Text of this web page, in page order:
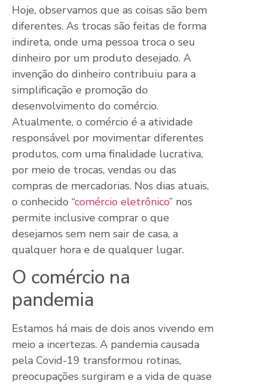
Hoje, observamos que as coisas são bem
diferentes. As trocas são feitas de forma
indireta, onde uma pessoa troca o seu
dinheiro por um produto desejado. A
invenção do dinheiro contribuiu para a
simplificação e promoção do
desenvolvimento do comércio.
Atualmente, o comércio é a atividade
responsável por movimentar diferentes
produtos, com uma finalidade lucrativa,
por meio de trocas, vendas ou das
compras de mercadorias. Nos dias atuais,
o conhecido “comércio eletrônico” nos
permite inclusive comprar o que
desejamos sem nem sair de casa, a
qualquer hora e de qualquer lugar.
O comércio na
pandemia
Estamos há mais de dois anos vivendo em
meio a incertezas. A pandemia causada
pela Covid-19 transformou rotinas,
preocupações surgiram e a vida de quase